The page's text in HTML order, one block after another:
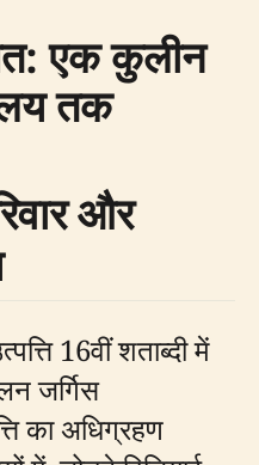
एक कुलीन
तक
और
16वीं शताब्दी में
जर्गिस
का अधिग्रहण